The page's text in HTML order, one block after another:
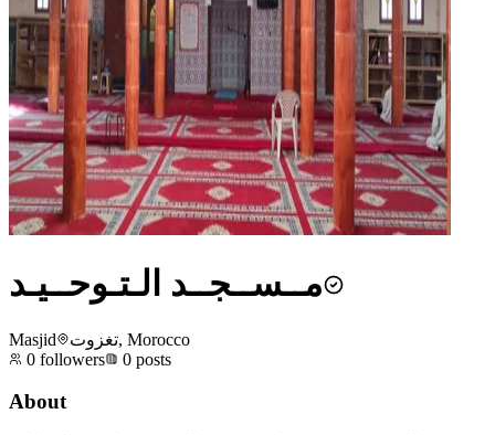
مــســجــد الـتـوحــيـد
Masjid
تغزوت, Morocco
0 followers 0 posts
About